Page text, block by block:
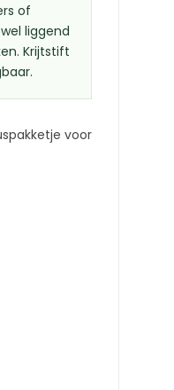
of
liggend
Krijtstift
voor